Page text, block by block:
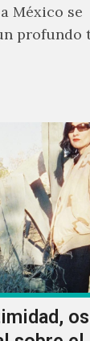
México se
profundo